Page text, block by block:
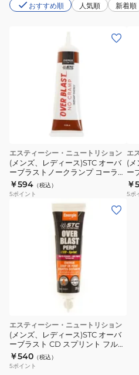
おすすめ順 人気順 新着順
エスティーシー・ニュートリション
(メンズ、レディース)STC オーバ
ーブラストノークランプ コーラ
STCOBNC01
￥594 （税込）
5ポイント
エ
(メ
ー
ル
￥
5ポ
エスティーシー・ニュートリション
(メンズ、レディース)STC オーバ
ーブラスト CD スプリント フルー
ツR STCOBPCDF1
￥540 （税込）
5ポイント